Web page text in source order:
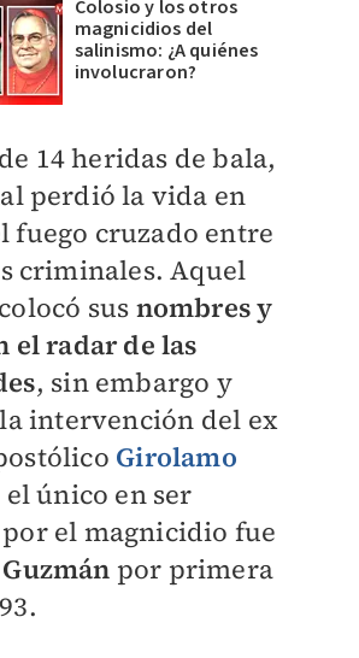
Colosio y los otros
magnicidios del
salinismo: ¿A quiénes
involucraron?
14 heridas de bala,
perdió la vida en
fuego cruzado entre
criminales. Aquel
sus nombres y
el radar de las
, sin embargo y
intervención del ex
Girolamo
el único en ser
el magnicidio fue
por primera